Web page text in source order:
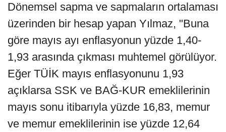
Dönemsel sapma ve sapmaların ortalaması
üzerinden bir hesap yapan Yılmaz, "Buna
göre mayıs ayı enflasyonun yüzde 1,40-
1,93 arasında çıkması muhtemel görülüyor.
Eğer TÜİK mayıs enflasyonunu 1,93
açıklarsa SSK ve BAĞ-KUR emeklilerinin
mayıs sonu itibarıyla yüzde 16,83, memur
ve memur emeklilerinin ise yüzde 12,64